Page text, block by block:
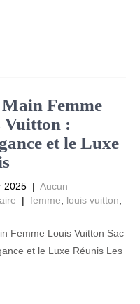
Main Femme
Vuitton :
et le Luxe
2025 | Aucun
| femme louis vuitton
Femme Louis Vuitton Sac
et le Luxe Réunis Les